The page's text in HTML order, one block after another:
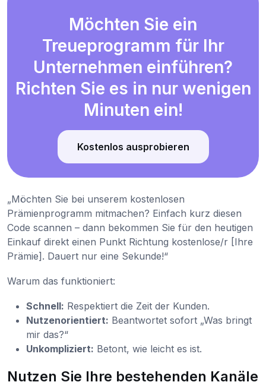
Möchten Sie ein
Treueprogramm für Ihr
Unternehmen einführen?
Richten Sie es in nur wenigen
Minuten ein!
Kostenlos ausprobieren
„Möchten Sie bei unserem kostenlosen
Prämienprogramm mitmachen? Einfach kurz diesen
Code scannen – dann bekommen Sie für den heutigen
Einkauf direkt einen Punkt Richtung kostenlose/r [Ihre
Prämie]. Dauert nur eine Sekunde!“
Warum das funktioniert:
Schnell: Respektiert die Zeit der Kunden.
Nutzenorientiert: Beantwortet sofort „Was bringt
mir das?“
Unkompliziert: Betont, wie leicht es ist.
Nutzen Sie Ihre bestehenden Kanäle